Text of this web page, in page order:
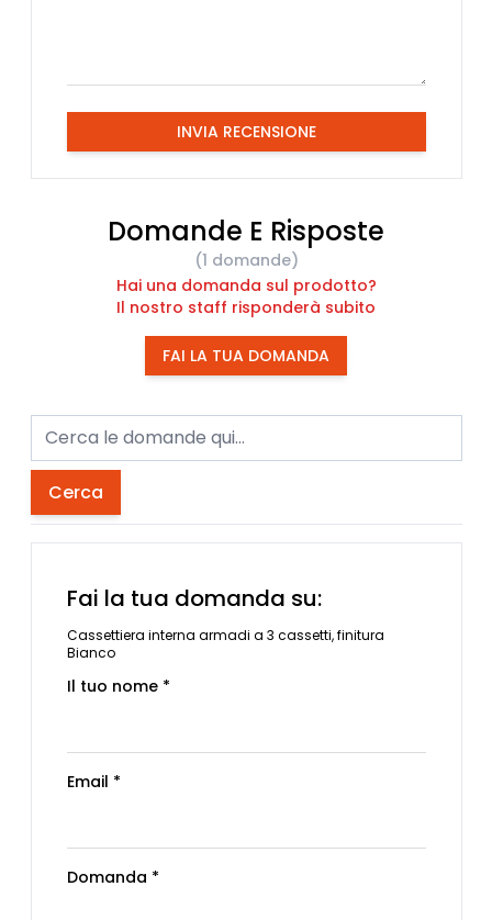
INVIA RECENSIONE
Domande E Risposte
(1 domande)
Hai una domanda sul prodotto?
Il nostro staff risponderà subito
FAI LA TUA DOMANDA
Cerca
Fai la tua domanda su:
Cassettiera interna armadi a 3 cassetti, finitura
Bianco
Il tuo nome *
Email *
Domanda *